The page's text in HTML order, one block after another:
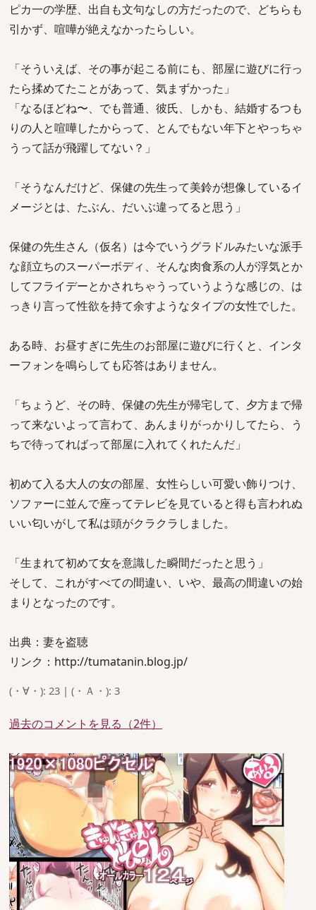
ピカ一の学歴、出自も文句なしの方だったので、どちらも
引かず、喧嘩が絶えなかったらしい。
「そういえば、その事が起こる前にも、部屋に遊びに行っ
たら揉めてたことがあって、気まずかった」
「なるほどね〜、でも普通、彼氏、しかも、結婚するつも
りの人と喧嘩したからって、とんでもない年下とやっちゃ
うって話が飛躍してない？」
「そうなんだけど、保健の先生って美鈴が想像しているイ
メージとは、たぶん、だいぶ違ってると思う」
保健の先生さん（仮名）は今でいうグラドルみたいな派手
な顔立ちのスーパーボディ、そんな肉食系の人が浮気とか
してフライデーとかされちゃうっていうような感じの、は
っきり言って性欲を持て余すようなタイプの女性でした。
ある時、お昼すぎに先生のお部屋に遊びに行くと、インタ
ーフォンを鳴らしても応答はありません。
「ちょうど、その時、保健の先生が帰宅して、夕方まで帰
って来ないよって言わて、あんまりがっかりしてたら、う
ちで待ってればって部屋に入れてくれたんだ」
初めて入る大人の女の部屋、女性らしい可愛い飾りつけ、
ソファーに並んで座ってテレビを見ていると得も言われぬ
いい匂いがして私は頭がクラクラしました。
「生まれて初めて女を意識した瞬間だったと思う」
そして、これがすべての間違い、いや、最高の間違いの始
まりとなったのです。
出典：妻を盗聴
リンク：http://tumatanin.blog.jp/
(・∀・): 23 | (・Ａ・): 3
過去のコメントを見る（2件）